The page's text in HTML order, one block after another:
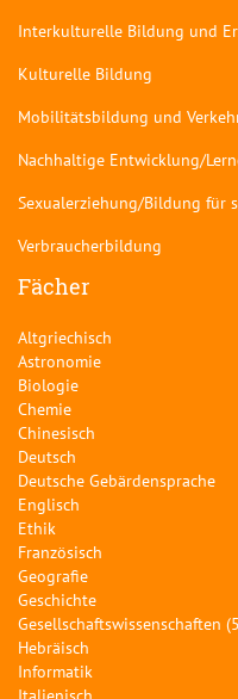
Interkulturelle Bildung und
Kulturelle Bildung
Mobilitätsbildung und
Nachhaltige Entwicklung/
Sexualerziehung/Bildung für
Verbraucherbildung
Fächer
Altgriechisch
Astronomie
Biologie
Chemie
Chinesisch
Deutsch
Deutsche Gebärdensprache
Englisch
Ethik
Französisch
Geografie
Geschichte
Gesellschaftswissenschaften
Hebräisch
Informatik
Italienisch